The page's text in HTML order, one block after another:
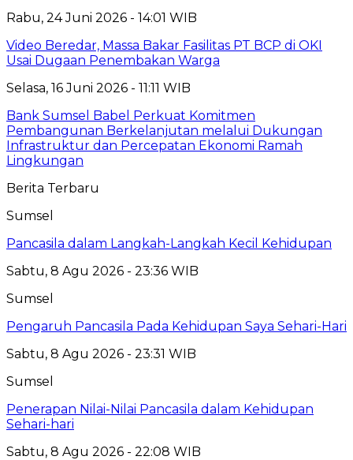
Rabu, 24 Juni 2026 - 14:01 WIB
Video Beredar, Massa Bakar Fasilitas PT BCP di OKI
Usai Dugaan Penembakan Warga
Selasa, 16 Juni 2026 - 11:11 WIB
Bank Sumsel Babel Perkuat Komitmen
Pembangunan Berkelanjutan melalui Dukungan
Infrastruktur dan Percepatan Ekonomi Ramah
Lingkungan
Berita Terbaru
Sumsel
Pancasila dalam Langkah-Langkah Kecil Kehidupan
Sabtu, 8 Agu 2026 - 23:36 WIB
Sumsel
Pengaruh Pancasila Pada Kehidupan Saya Sehari-Hari
Sabtu, 8 Agu 2026 - 23:31 WIB
Sumsel
Penerapan Nilai-Nilai Pancasila dalam Kehidupan
Sehari-hari
Sabtu, 8 Agu 2026 - 22:08 WIB